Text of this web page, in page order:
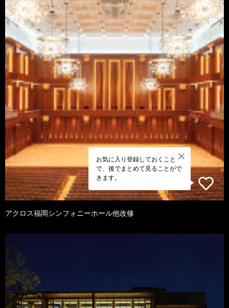
お気に入り登録しておくこと
で、後でまとめて見ることがで
きます。
アクロス福岡シンフォニーホール他改修